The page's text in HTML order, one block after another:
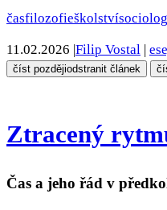
časfilozofieškolství
11.02.2026 Filip Vostal
číst pozdějiodstranit článek
Ztracený
Čas a jeho řád v